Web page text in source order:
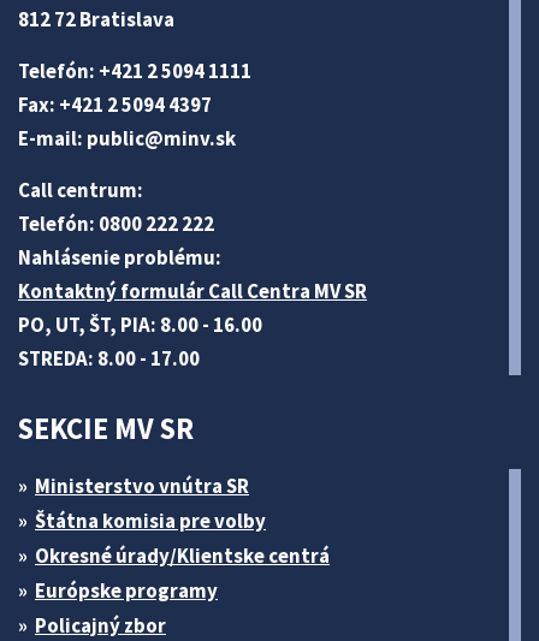
812 72 Bratislava
Telefón: +421 2 5094 1111
Fax: +421 2 5094 4397
E-mail: public@minv.sk
Call centrum:
Telefón: 0800 222 222
Nahlásenie problému:
Kontaktný formulár Call Centra MV SR
PO, UT, ŠT, PIA: 8.00 - 16.00
STREDA: 8.00 - 17.00
SEKCIE MV SR
Ministerstvo vnútra SR
Štátna komisia pre volby
Okresné úrady/Klientske centrá
Európske programy
Policajný zbor